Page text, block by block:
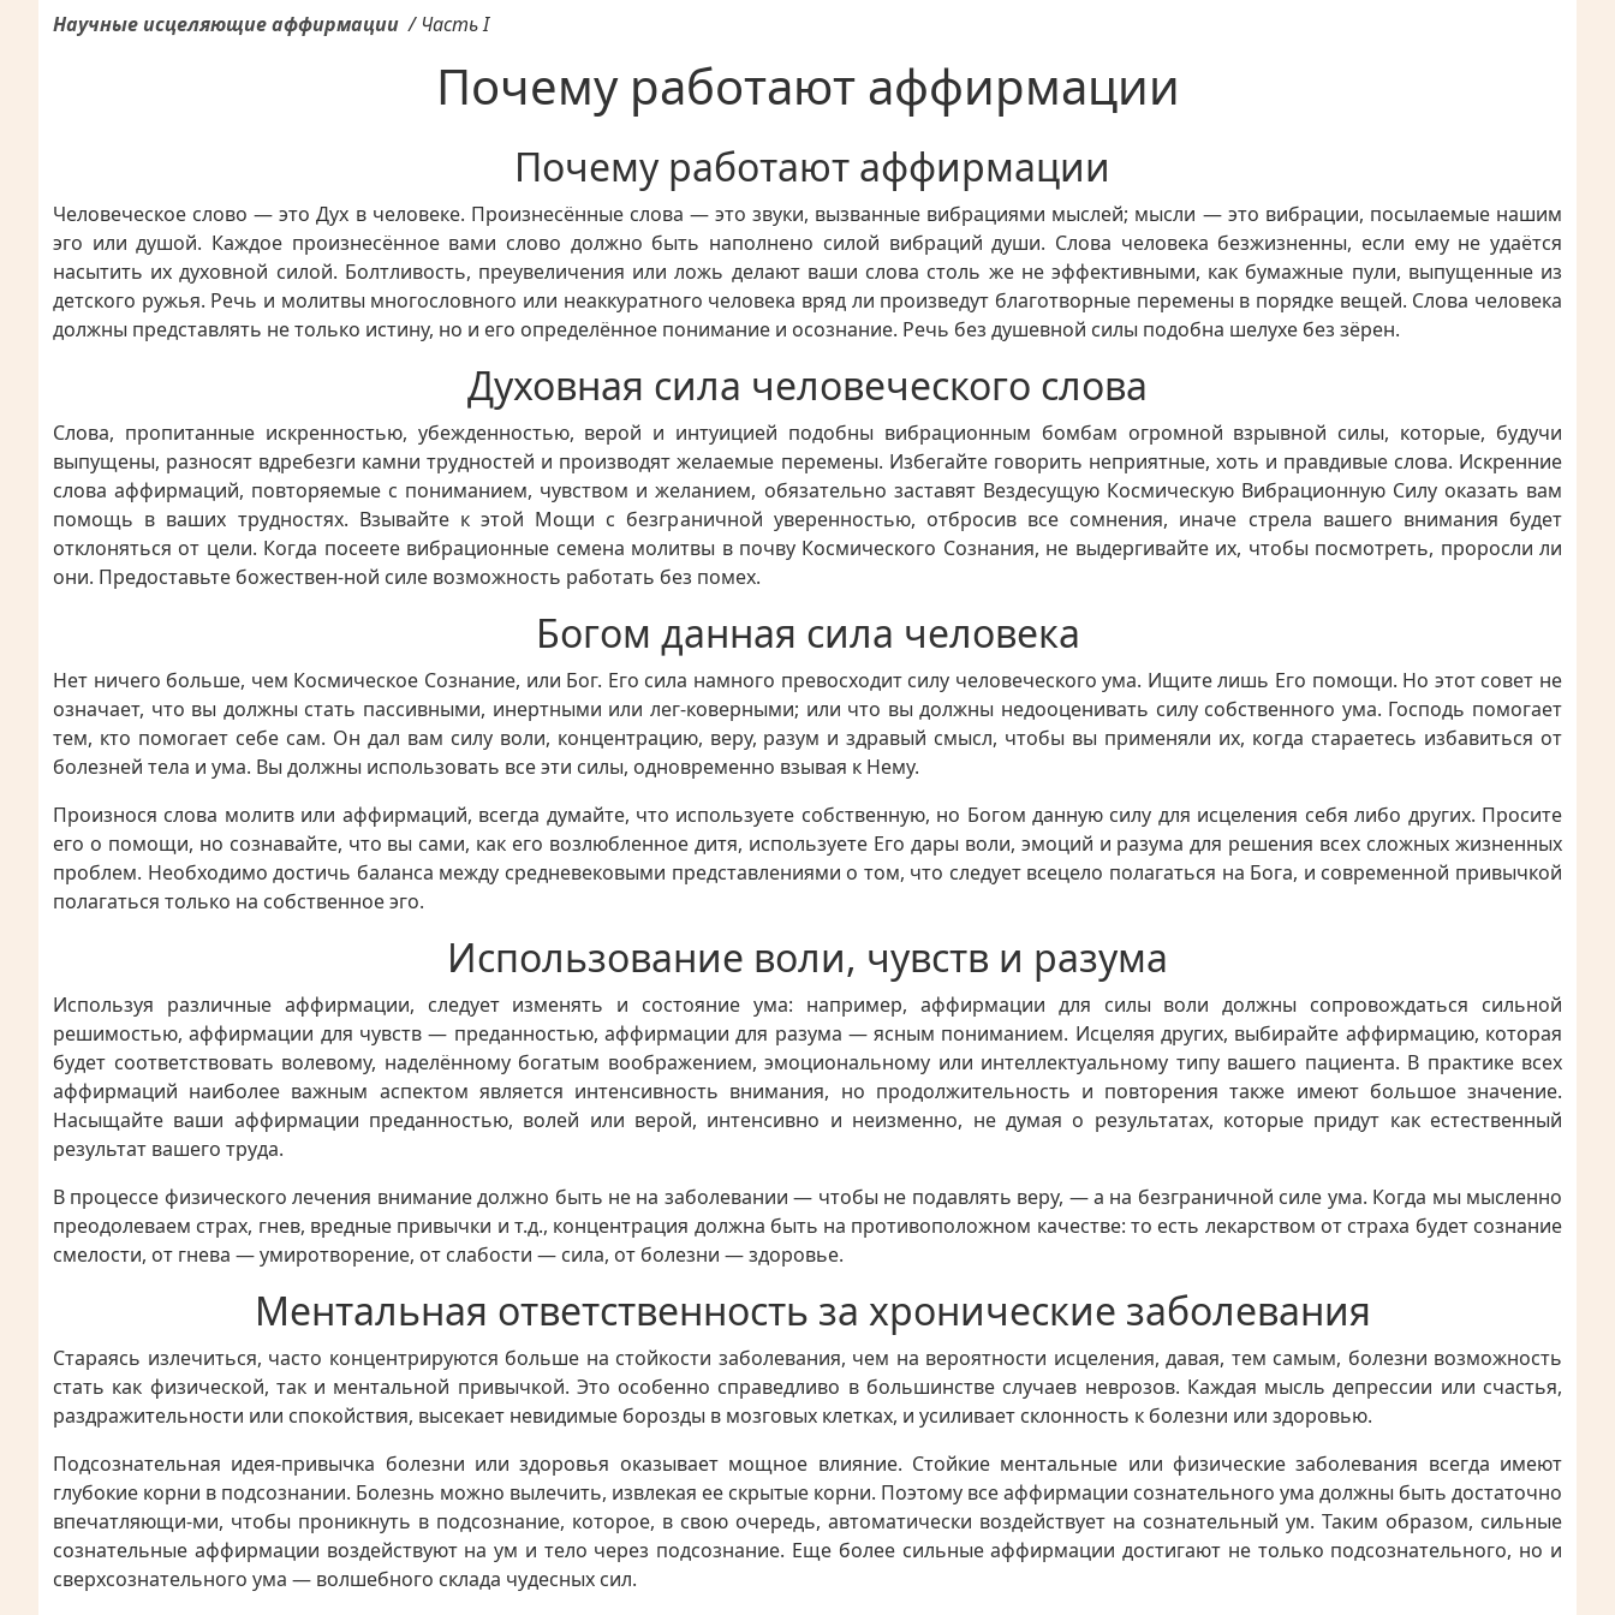
Научные исцеляющие аффирмации / Часть I
Почему работают аффирмации
Почему работают аффирмации
Человеческое слово — это Дух в человеке. Произнесённые слова — это звуки, вызванные вибрациями мыслей; мысли — это вибрации, посылаемые нашим
эго или душой. Каждое произнесённое вами слово должно быть наполнено силой вибраций души. Слова человека безжизненны, если ему не удаётся
насытить их духовной силой. Болтливость, преувеличения или ложь делают ваши слова столь же не эффективными, как бумажные пули, выпущенные из
детского ружья. Речь и молитвы многословного или неаккуратного человека вряд ли произведут благотворные перемены в порядке вещей. Слова человека
должны представлять не только истину, но и его определённое понимание и осознание. Речь без душевной силы подобна шелухе без зёрен.
Духовная сила человеческого слова
Слова, пропитанные искренностью, убежденностью, верой и интуицией подобны вибрационным бомбам огромной взрывной силы, которые, будучи
выпущены, разносят вдребезги камни трудностей и производят желаемые перемены. Избегайте говорить неприятные, хоть и правдивые слова. Искренние
слова аффирмаций, повторяемые с пониманием, чувством и желанием, обязательно заставят Вездесущую Космическую Вибрационную Силу оказать вам
помощь в ваших трудностях. Взывайте к этой Мощи с безграничной уверенностью, отбросив все сомнения, иначе стрела вашего внимания будет
отклоняться от цели. Когда посеете вибрационные семена молитвы в почву Космического Сознания, не выдергивайте их, чтобы посмотреть, проросли ли
они. Предоставьте божествен-ной силе возможность работать без помех.
Богом данная сила человека
Нет ничего больше, чем Космическое Сознание, или Бог. Его сила намного превосходит силу человеческого ума. Ищите лишь Его помощи. Но этот совет не
означает, что вы должны стать пассивными, инертными или лег-коверными; или что вы должны недооценивать силу собственного ума. Господь помогает
тем, кто помогает себе сам. Он дал вам силу воли, концентрацию, веру, разум и здравый смысл, чтобы вы применяли их, когда стараетесь избавиться от
болезней тела и ума. Вы должны использовать все эти силы, одновременно взывая к Нему.
Произнося слова молитв или аффирмаций, всегда думайте, что используете собственную, но Богом данную силу для исцеления себя либо других. Просите
его о помощи, но сознавайте, что вы сами, как его возлюбленное дитя, используете Его дары воли, эмоций и разума для решения всех сложных жизненных
проблем. Необходимо достичь баланса между средневековыми представлениями о том, что следует всецело полагаться на Бога, и современной привычкой
полагаться только на собственное эго.
Использование воли, чувств и разума
Используя различные аффирмации, следует изменять и состояние ума: например, аффирмации для силы воли должны сопровождаться сильной
решимостью, аффирмации для чувств — преданностью, аффирмации для разума — ясным пониманием. Исцеляя других, выбирайте аффирмацию, которая
будет соответствовать волевому, наделённому богатым воображением, эмоциональному или интеллектуальному типу вашего пациента. В практике всех
аффирмаций наиболее важным аспектом является интенсивность внимания, но продолжительность и повторения также имеют большое значение.
Насыщайте ваши аффирмации преданностью, волей или верой, интенсивно и неизменно, не думая о результатах, которые придут как естественный
результат вашего труда.
В процессе физического лечения внимание должно быть не на заболевании — чтобы не подавлять веру, — а на безграничной силе ума. Когда мы мысленно
преодолеваем страх, гнев, вредные привычки и т.д., концентрация должна быть на противоположном качестве: то есть лекарством от страха будет сознание
смелости, от гнева — умиротворение, от слабости — сила, от болезни — здоровье.
Ментальная ответственность за хронические заболевания
Стараясь излечиться, часто концентрируются больше на стойкости заболевания, чем на вероятности исцеления, давая, тем самым, болезни возможность
стать как физической, так и ментальной привычкой. Это особенно справедливо в большинстве случаев неврозов. Каждая мысль депрессии или счастья,
раздражительности или спокойствия, высекает невидимые борозды в мозговых клетках, и усиливает склонность к болезни или здоровью.
Подсознательная идея-привычка болезни или здоровья оказывает мощное влияние. Стойкие ментальные или физические заболевания всегда имеют
глубокие корни в подсознании. Болезнь можно вылечить, извлекая ее скрытые корни. Поэтому все аффирмации сознательного ума должны быть достаточно
впечатляющи-ми, чтобы проникнуть в подсознание, которое, в свою очередь, автоматически воздействует на сознательный ум. Таким образом, сильные
сознательные аффирмации воздействуют на ум и тело через подсознание. Еще более сильные аффирмации достигают не только подсознательного, но и
сверхсознательного ума — волшебного склада чудесных сил.